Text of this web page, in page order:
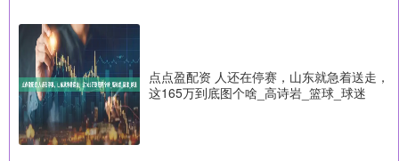
点点盈配资 人还在停赛，山东就急着送走，
这165万到底图个啥_高诗岩_篮球_球迷